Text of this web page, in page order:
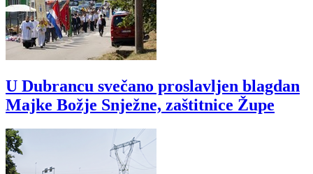
U Dubrancu svečano proslavljen blagdan
Majke Božje Snježne, zaštitnice Župe